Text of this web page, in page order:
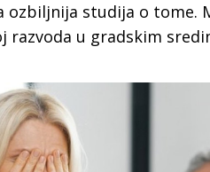
ozbiljnija studija o tome.
razvoda u gradskim